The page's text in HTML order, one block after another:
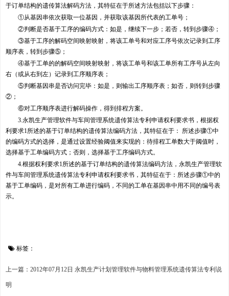
于订单结构的遗传算法解码方法，其特征在于所述方法包括以下步骤：
①从基因串依次获取一位基因，并获取该基因所代表的工单号；
②判断是否基于工序的编码方式：如是，继续下一步；若否，转到步骤④；
③基于工序的解码空间映射映射，将该工单号和对应工序号依次记录到工序
顺序表，转到步骤⑤；
④基于工单的的解码空间映射映射，将该工单号和该工单所有工序号从左向
右（或从右到左）记录到工序顺序表；
⑤判断基因串是否访问完毕：如是，则输出工序顺序表；如否，则转到步骤
②；
⑥对工序顺序表进行解码操作，得到排程方案。
3.永凯生产管理软件与车间管理系统遗传算法专利申请权利要求书，根据权
利要求1所述的基于订单结构的遗传算法编码方法，其特征在于： 所述步骤①中
的编码方式的选择，是通过设置经验阈值来实现的：待排程工单数大于阈值时，
选择基于工单编码方式；否则，选择基于工序编码方式。
4.根据权利要求1所述的基于订单结构的遗传算法编码方法，永凯生产管理软
件与车间管理系统遗传算法专利申请权利要求书，其特征在于：所述步骤①中的
基于工单编码，是对所有工单进行编码，不同的工单在基因串中用不同的编号表
示。
标签：
上一篇：2012年07月12日 永凯生产计划管理软件与物料管理系统遗传算法专利说
明